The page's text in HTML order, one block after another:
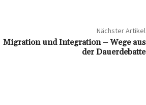
Nächster Artikel
Migration und Integration – Wege aus
der Dauerdebatte